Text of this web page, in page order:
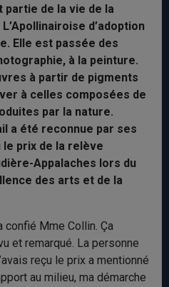
partie de la vie de la
d’adoption
Elle est passée des
à la peinture.
à partir de pigments
à celles composées de
par la nature.
a été reconnue par ses
le prix de la relève
Appalaches lors du
des arts et de la
confié Mme Collin. Ça
et remarqué. La personne
reçu le prix a mentionné
au milieu, ma démarche